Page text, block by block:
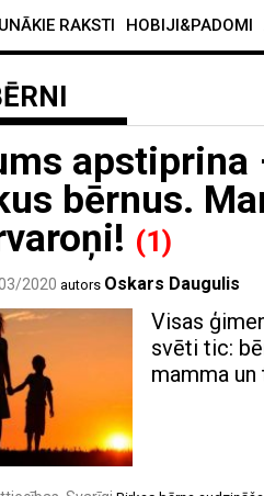
RAKSTI HOBIJI&PADOMI
apstiprina
bērnus.
(1)
2020 autors Oskars Daugulis
Visas
svēti tic:
mamma un